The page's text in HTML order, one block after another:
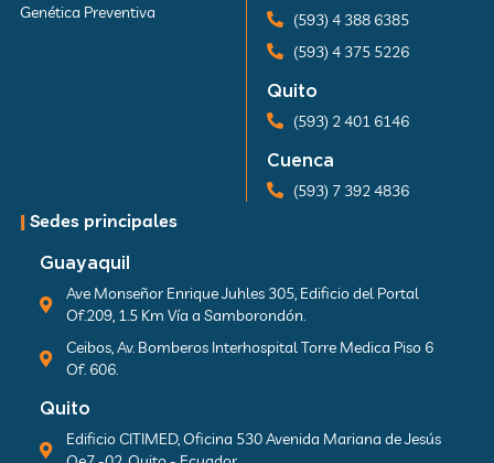
Genética Preventiva
(593) 4 388 6385
(593) 4 375 5226
Quito
(593) 2 401 6146
Cuenca
(593) 7 392 4836
| Sedes principales
Guayaquil
Ave Monseñor Enrique Juhles 305, Edificio del Portal
Of.209, 1.5 Km Vía a Samborondón.
Ceibos, Av. Bomberos Interhospital Torre Medica Piso 6
Of. 606.
Quito
Edificio CITIMED, Oficina 530 Avenida Mariana de Jesús